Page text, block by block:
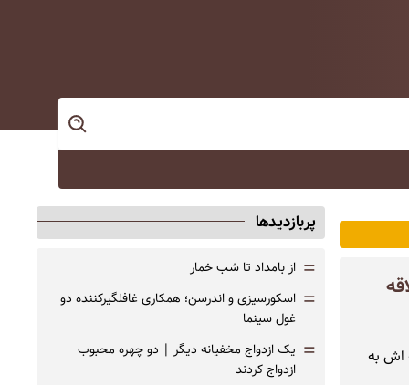
اش به
پربازدیدها
= از بامداد تا شب خمار
= اسکورسیزی و اندرسن؛ همکاری غافلگیرکننده دو
غول سینما
= یک ازدواج مخفیانه دیگر | دو چهره محبوب
ازدواج کردند